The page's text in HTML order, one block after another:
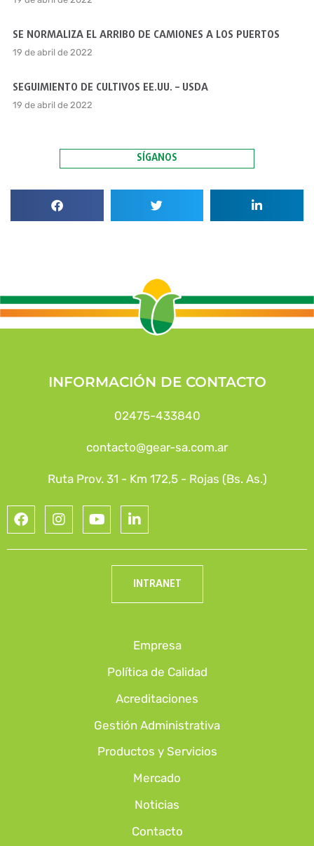
SE NORMALIZA EL ARRIBO DE CAMIONES A LOS PUERTOS
19 de abril de 2022
SEGUIMIENTO DE CULTIVOS EE.UU. – USDA
19 de abril de 2022
SÍGANOS
INFORMACIÓN DE CONTACTO
02475-433840
contacto@gear-sa.com.ar
Ruta Prov. 31 - Km 172,5 - Rojas (Bs. As.)
INTRANET
Empresa
Política de Calidad
Acreditaciones
Gestión Administrativa
Productos y Servicios
Mercado
Noticias
Contacto